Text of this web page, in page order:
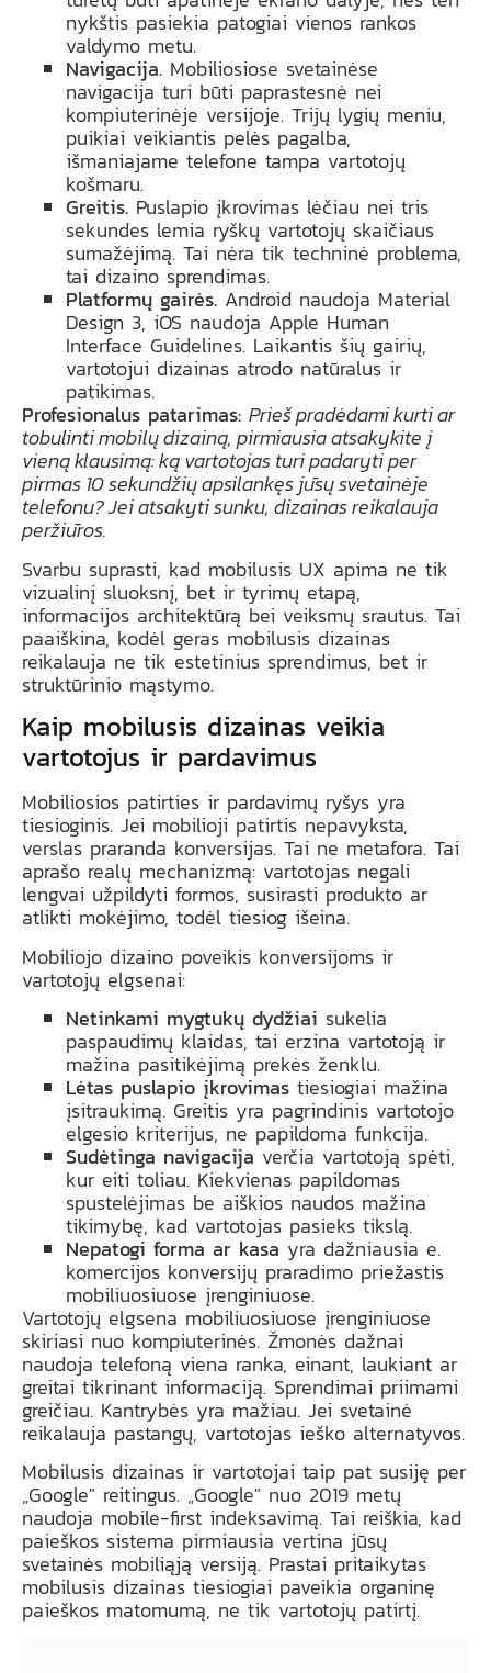
nykštis pasiekia patogiai vienos rankos
valdymo metu.
Navigacija. Mobiliosiose svetainėse
navigacija turi būti paprastesnė nei
kompiuterinėje versijoje. Trijų lygių meniu,
puikiai veikiantis pelės pagalba,
išmaniajame telefone tampa vartotojų
košmaru.
Greitis. Puslapio įkrovimas lėčiau nei tris
sekundes lemia ryškų vartotojų skaičiaus
sumažėjimą. Tai nėra tik techninė problema,
tai dizaino sprendimas.
Platformų gairės. Android naudoja Material
Design 3, iOS naudoja Apple Human
Interface Guidelines. Laikantis šių gairių,
vartotojui dizainas atrodo natūralus ir
patikimas.
Profesionalus patarimas: Prieš pradėdami kurti ar
tobulinti mobilų dizainą, pirmiausia atsakykite į
vieną klausimą: ką vartotojas turi padaryti per
pirmas 10 sekundžių apsilankęs jūsų svetainėje
telefonu? Jei atsakyti sunku, dizainas reikalauja
peržiūros.
Svarbu suprasti, kad mobilusis UX apima ne tik
vizualinį sluoksnį, bet ir tyrimų etapą,
informacijos architektūrą bei veiksmų srautus. Tai
paaiškina, kodėl geras mobilusis dizainas
reikalauja ne tik estetinius sprendimus, bet ir
struktūrinio mąstymo.
Kaip mobilusis dizainas veikia
vartotojus ir pardavimus
Mobiliosios patirties ir pardavimų ryšys yra
tiesioginis. Jei mobilioji patirtis nepavyksta,
verslas praranda konversijas. Tai ne metafora. Tai
aprašo realų mechanizmą: vartotojas negali
lengvai užpildyti formos, susirasti produkto ar
atlikti mokėjimo, todėl tiesiog išeina.
Mobiliojo dizaino poveikis konversijoms ir
vartotojų elgsenai:
Netinkami mygtukų dydžiai sukelia
paspaudimų klaidas, tai erzina vartotoją ir
mažina pasitikėjimą prekės ženklu.
Lėtas puslapio įkrovimas tiesiogiai mažina
įsitraukimą. Greitis yra pagrindinis vartotojo
elgesio kriterijus, ne papildoma funkcija.
Sudėtinga navigacija verčia vartotoją spėti,
kur eiti toliau. Kiekvienas papildomas
spustelėjimas be aiškios naudos mažina
tikimybę, kad vartotojas pasieks tikslą.
Nepatogi forma ar kasa yra dažniausia e.
komercijos konversijų praradimo priežastis
mobiliuosiuose įrenginiuose.
Vartotojų elgsena mobiliuosiuose įrenginiuose
skiriasi nuo kompiuterinės. Žmonės dažnai
naudoja telefoną viena ranka, einant, laukiant ar
greitai tikrinant informaciją. Sprendimai priimami
greičiau. Kantrybės yra mažiau. Jei svetainė
reikalauja pastangų, vartotojas ieško alternatyvos.
Mobilusis dizainas ir vartotojai taip pat susiję per
„Google" reitingus. „Google" nuo 2019 metų
naudoja mobile-first indeksavimą. Tai reiškia, kad
paieškos sistema pirmiausia vertina jūsų
svetainės mobiliąją versiją. Prastai pritaikytas
mobilusis dizainas tiesiogiai paveikia organinę
paieškos matomumą, ne tik vartotojų patirtį.